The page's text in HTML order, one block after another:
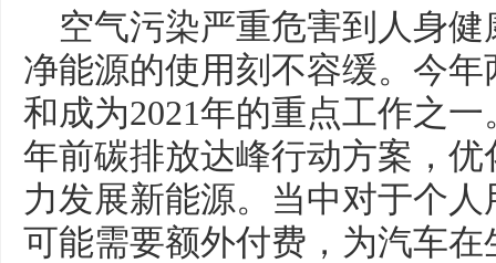
空气污染严重危害到人身
净能源的使用刻不容缓。今
和成为2021年的重点工作之
年前碳排放达峰行动方案，
力发展新能源。当中对于个
可能需要额外付费，为汽车